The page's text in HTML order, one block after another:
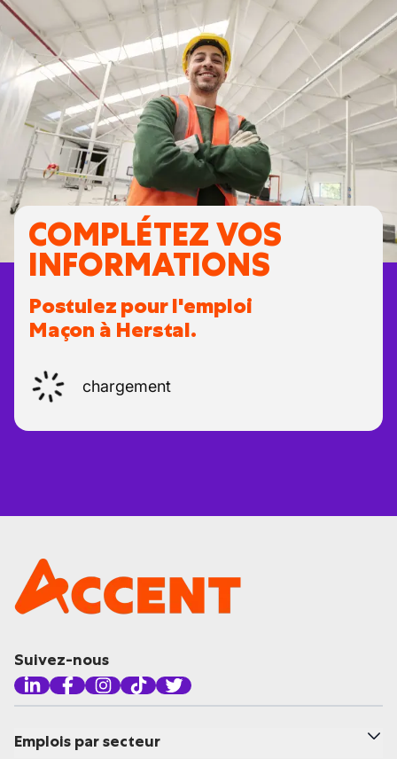
COMPLÉTEZ VOS
INFORMATIONS
Postulez pour l'emploi
Maçon à Herstal.
chargement
Suivez-nous
Emplois par secteur